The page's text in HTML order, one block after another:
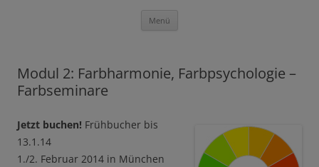
Menü
Modul 2: Farbharmonie, Farbpsychologie –
Farbseminare
Jetzt buchen! Frühbucher bis
13.1.14
1./2. Februar 2014 in München